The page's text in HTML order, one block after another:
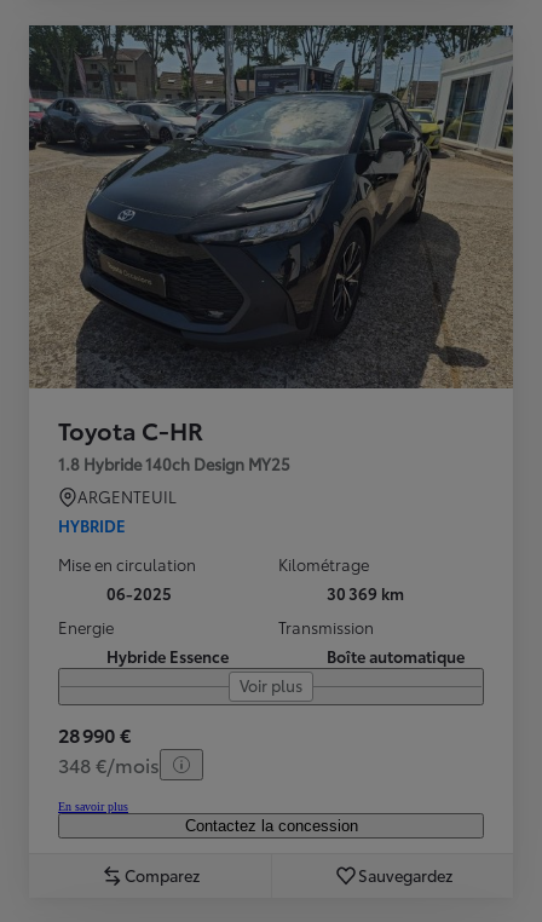
Toyota C-HR
1.8 Hybride 140ch Design MY25
ARGENTEUIL
HYBRIDE
Mise en circulation
06-2025
Kilométrage
30 369 km
Energie
Hybride Essence
Transmission
Boîte automatique
Voir plus
28 990 €
348 €/mois
En savoir plus
Contactez la concession
Comparez Sauvegardez